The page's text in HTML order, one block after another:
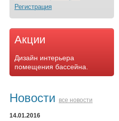
Регистрация
Акции
Дизайн интерьера
помещения бассейна.
Новости все новости
14.01.2016